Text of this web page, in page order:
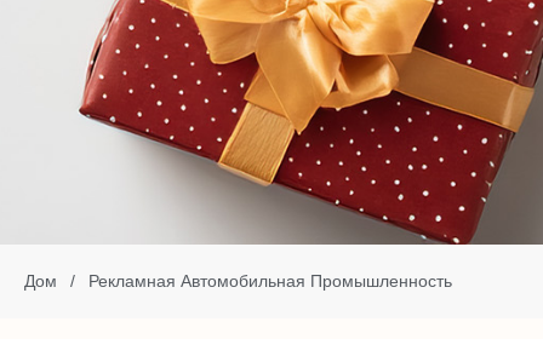
Дом / Рекламная Автомобильная Промышленность